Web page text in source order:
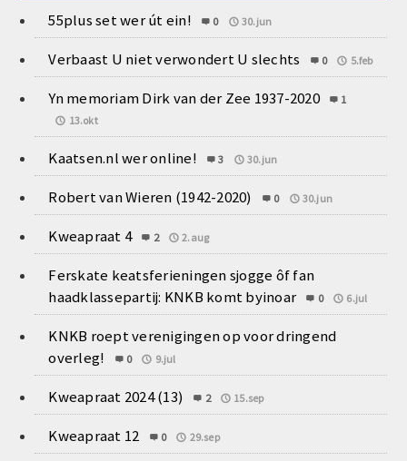
55plus set wer út ein! 0 30.jun
Verbaast U niet verwondert U slechts 0 5.feb
Yn memoriam Dirk van der Zee 1937-2020
1
13.okt
Kaatsen.nl wer online! 3 30.jun
Robert van Wieren (1942-2020) 0 30.jun
Kweapraat 4 2 2.aug
Ferskate keatsferieningen sjogge ôf fan
haadklassepartij: KNKB komt byinoar
0 6.jul
KNKB roept verenigingen op voor dringend
overleg!
0 9.jul
Kweapraat 2024 (13) 2 15.sep
Kweapraat 12 0 29.sep